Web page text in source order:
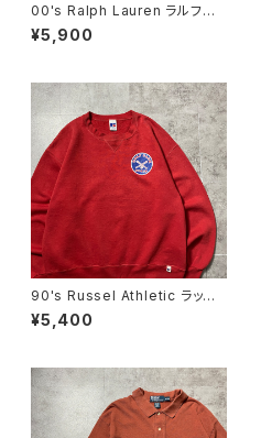
00's Ralph Lauren ラルフロ
ーレン 刺繍ロゴ ポニー チ
ェック総柄 半袖 ボタンダウ
¥5,900
90's Russel Athletic ラッセ
ルアスレチック ローカルベー
スボールチーム プリント 前V
¥5,400